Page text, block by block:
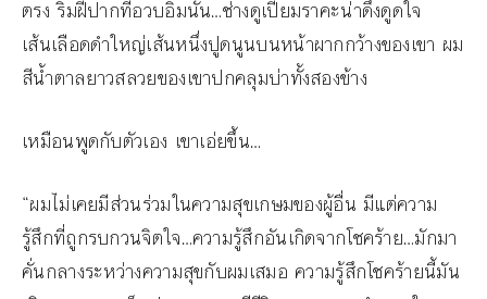
ตรง ริมฝีปากที่อวบอิ่มนั้น…ช่างดูเปี่ยมราคะน่าดึงดูดใจ
เส้นเลือดดำใหญ่เส้นหนึ่งปูดนูนบนหน้าผากกว้างของเขา ผม
สีน้ำตาลยาวสลวยของเขาปกคลุมบ่าทั้งสองข้าง
เหมือนพูดกับตัวเอง เขาเอ่ยขึ้น…
“ผมไม่เคยมีส่วนร่วมในความสุขเกษมของผู้อื่น มีแต่ความ
รู้สึกที่ถูกรบกวนจิตใจ…ความรู้สึกอันเกิดจากโชคร้าย…มักมา
คั่นกลางระหว่างความสุขกับผมเสมอ ความรู้สึกโชคร้ายนี้มัน